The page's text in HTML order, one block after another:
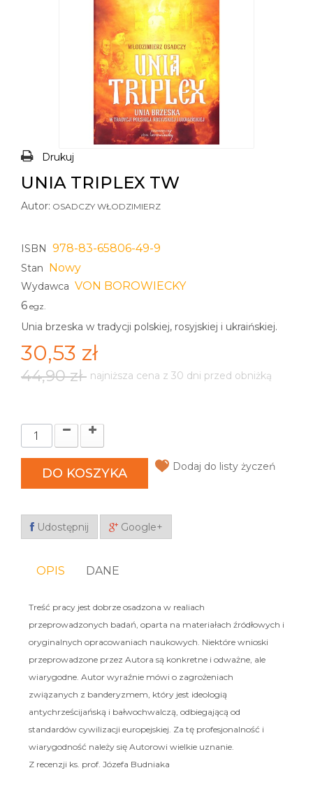
Drukuj
UNIA TRIPLEX TW
Autor: OSADCZY WŁODZIMIERZ
ISBN 978-83-65806-49-9
Stan Nowy
Wydawca VON BOROWIECKY
6 egz.
Unia brzeska w tradycji polskiej, rosyjskiej i ukraińskiej.
30,53 zł
44,90 zł najniższa cena z 30 dni przed obniżką
DO KOSZYKA Dodaj do listy życzeń
Udostępnij Google+
OPIS DANE
Treść pracy jest dobrze osadzona w realiach
przeprowadzonych badań, oparta na materiałach źródłowych i
oryginalnych opracowaniach naukowych. Niektóre wnioski
przeprowadzone przez Autora są konkretne i odważne, ale
wiarygodne. Autor wyraźnie mówi o zagrożeniach
związanych z banderyzmem, który jest ideologią
antychrześcijańską i bałwochwalczą, odbiegającą od
standardów cywilizacji europejskiej. Za tę profesjonalność i
wiarygodność należy się Autorowi wielkie uznanie.
Z recenzji ks. prof. Józefa Budniaka